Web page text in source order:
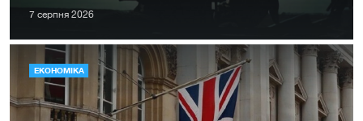
7 серпня 2026
ЕКОНОМІКА